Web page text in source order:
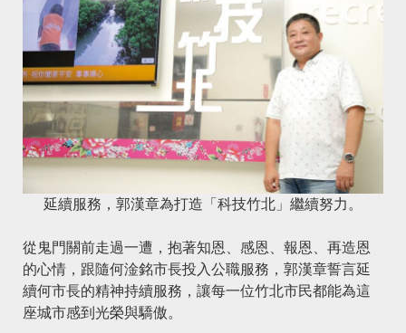
延續服務，郭漢章為打造「科技竹北」繼續努力。
從鬼門關前走過一遭，抱著知恩、感恩、報恩、再造恩
的心情，跟隨何淦銘市長投入公職服務，郭漢章誓言延
續何市長的精神持續服務，讓每一位竹北市民都能為這
座城市感到光榮與驕傲。